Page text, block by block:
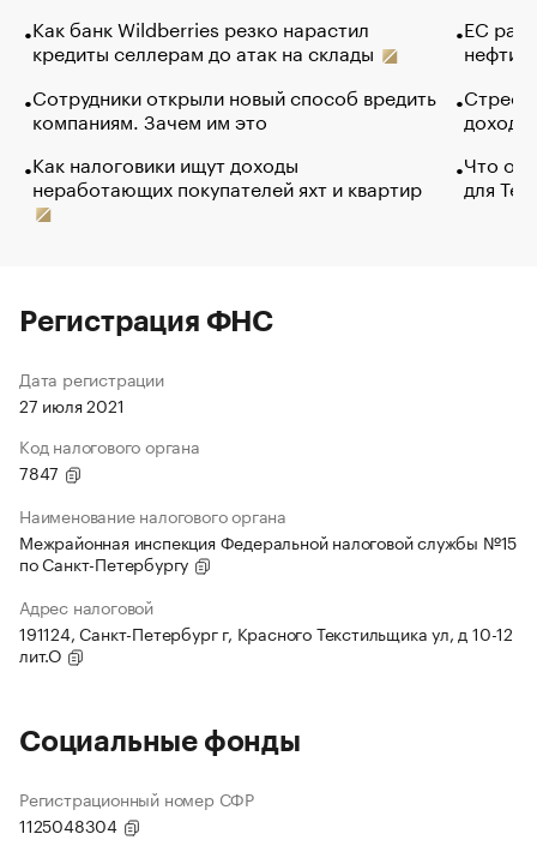
Как банк Wildberries резко нарастил
кредиты селлерам до атак на склады
Сотрудники открыли новый способ вредить
компаниям. Зачем им это
Как налоговики ищут доходы
неработающих покупателей яхт и квартир
ЕС
нефти
Что
для
Регистрация ФНС
Дата регистрации
27 июля 2021
Код налогового органа
7847
Наименование налогового органа
Межрайонная инспекция Федеральной налоговой службы №15
по Санкт-Петербургу
Адрес налоговой
191124, Санкт-Петербург г, Красного Текстильщика ул, д 10-12
лит.О
Социальные фонды
Регистрационный номер СФР
1125048304